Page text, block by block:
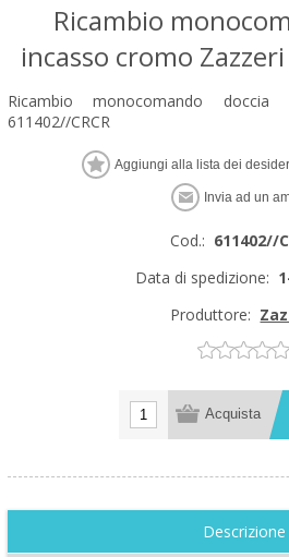
Ricambio
incasso cromo
Ricambio monocomando
611402//CRCR
Cod.: 611402//
Data di spedizione:
Produttore:
Descrizione